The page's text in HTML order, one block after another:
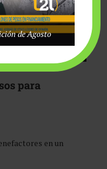
para
en un
de Agosto